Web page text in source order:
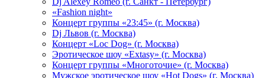
«Fashion night»
Концерт группы «23:45» (г. Москва)
Dj Львов (г. Москва)
Концерт «Loc Dog» (г. Москва)
Эротическое шоу «Extasy» (г. Москва)
Концерт группы «Многоточие» (г. Москва)
Мужское эротическое шоу «Hot Dogs» (г. Москва)